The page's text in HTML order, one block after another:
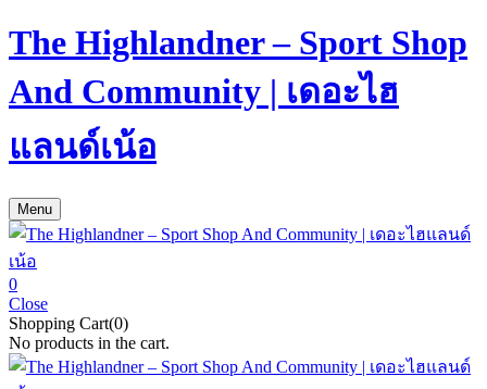
The Highlandner – Sport Shop
And Community | เดอะไฮ
แลนด์เน้อ
Menu
0
Close
Shopping Cart(0)
No products in the cart.